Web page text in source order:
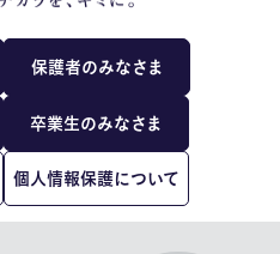
保護者のみなさま
卒業生のみなさま
個人情報保護について